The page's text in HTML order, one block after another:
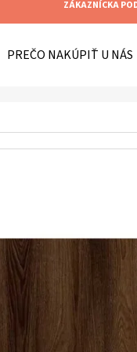
ZÁKAZNÍCKA
PREČO NAKÚPIŤ U NÁS